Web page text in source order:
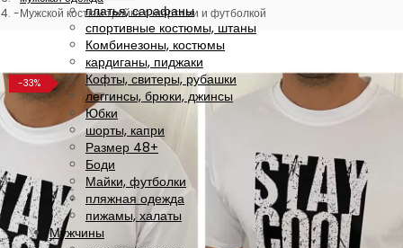
платья, сарафаны
спортивные костюмы, штаны
Комбинезоны, костюмы
кардиганы, пиджаки
Кофты, свитеры, рубашки
леггинсы, брюки, джинсы
Юбки
шорты, капри
Размер 48+
Боди
Майки, футболки
пляжная одежда
пижамы, халаты
Мужчины
Мужской костюм тройка с шортами и футболкой
-33%